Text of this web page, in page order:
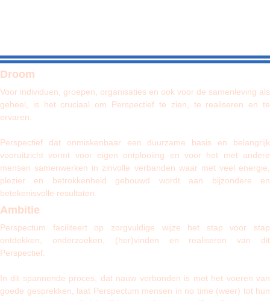
Droom
Voor individuen, groepen, organisaties en ook voor de samenleving als
geheel, is het cruciaal om Perspectief te zien, te realiseren en te
ervaren.
Perspectief dat onmiskenbaar een duurzame basis en belangrijk
vooruitzichtvormt voor eigen ontplooiing en voor het met andere
mensen samenwerken in zinvolle verbanden waar met veel energie,
plezier en betrokkenheid gebouwd wordt aan bijzondere en
betekenisvolle resultaten.
Ambitie
Perspectum faciliteert op zorgvuldige wijze het stap voor stap
ontdekken, onderzoeken, (her)vinden en realiseren van dit
Perspectief.
In dit spannende proces, dat nauw verbonden is met het voeren van
goede gesprekken, laat Perspectum mensen in no time (weer) tot hun